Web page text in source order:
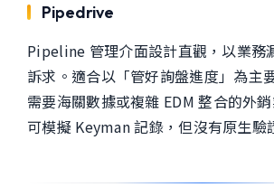
Pipedrive
Pipeline 管理介面設計直觀，以業務
訴求。適合以「管好詢盤進度」為主
需要海關數據或複雜 EDM 整合的外
可模擬 Keyman 記錄，但沒有原生驗